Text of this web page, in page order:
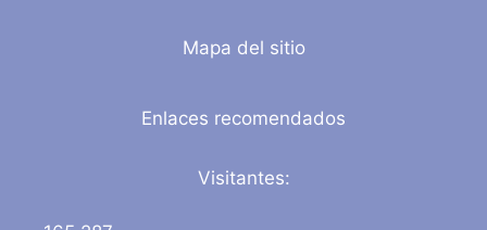
Mapa del sitio
Enlaces recomendados
Visitantes: